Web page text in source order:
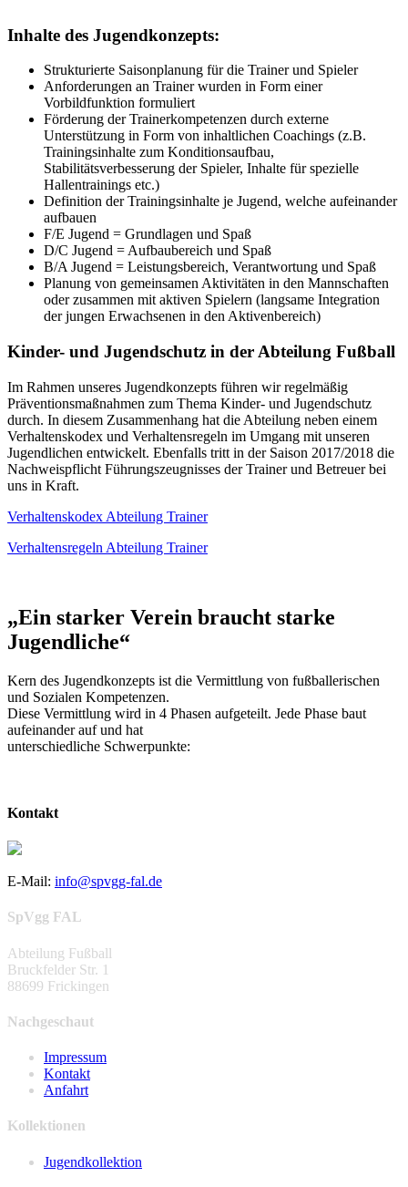
Inhalte des Jugendkonzepts:
Strukturierte Saisonplanung für die Trainer und Spieler
Anforderungen an Trainer wurden in Form einer
Vorbildfunktion formuliert
Förderung der Trainerkompetenzen durch externe
Unterstützung in Form von inhaltlichen Coachings (z.B.
Trainingsinhalte zum Konditionsaufbau,
Stabilitätsverbesserung der Spieler, Inhalte für spezielle
Hallentrainings etc.)
Definition der Trainingsinhalte je Jugend, welche aufeinander
aufbauen
F/E Jugend = Grundlagen und Spaß
D/C Jugend = Aufbaubereich und Spaß
B/A Jugend = Leistungsbereich, Verantwortung und Spaß
Planung von gemeinsamen Aktivitäten in den Mannschaften
oder zusammen mit aktiven Spielern (langsame Integration
der jungen Erwachsenen in den Aktivenbereich)
Kinder- und Jugendschutz in der Abteilung Fußball
Im Rahmen unseres Jugendkonzepts führen wir regelmäßig
Präventionsmaßnahmen zum Thema Kinder- und Jugendschutz
durch. In diesem Zusammenhang hat die Abteilung neben einem
Verhaltenskodex und Verhaltensregeln im Umgang mit unseren
Jugendlichen entwickelt. Ebenfalls tritt in der Saison 2017/2018 die
Nachweispflicht Führungszeugnisses der Trainer und Betreuer bei
uns in Kraft.
Verhaltenskodex Abteilung Trainer
Verhaltensregeln Abteilung Trainer
„Ein starker Verein braucht starke
Jugendliche“
Kern des Jugendkonzepts ist die Vermittlung von fußballerischen
und Sozialen Kompetenzen.
Diese Vermittlung wird in 4 Phasen aufgeteilt. Jede Phase baut
aufeinander auf und hat
unterschiedliche Schwerpunkte:
Kontakt
E-Mail: info@spvgg-fal.de
SpVgg FAL
Abteilung Fußball
Bruckfelder Str. 1
88699 Frickingen
Nachgeschaut
Impressum
Kontakt
Anfahrt
Kollektionen
Jugendkollektion